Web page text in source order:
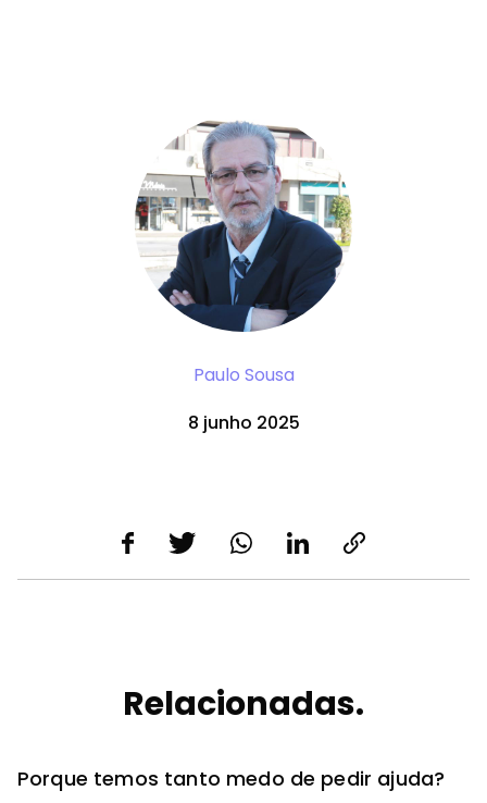
Paulo Sousa
8 junho 2025
Relacionadas.
Porque temos tanto medo de pedir ajuda?